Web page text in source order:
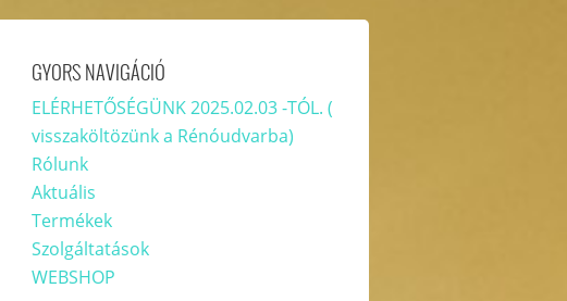
GYORS NAVIGÁCIÓ
ELÉRHETŐSÉGÜNK 2025.02.03 -TÓL. (
visszaköltözünk a Rénóudvarba)
Rólunk
Aktuális
Termékek
Szolgáltatások
WEBSHOP